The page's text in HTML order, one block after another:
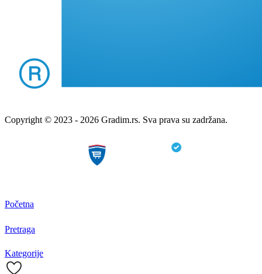
Copyright © 2023 - 2026 Gradim.rs. Sva prava su zadržana.
Početna
Pretraga
Kategorije